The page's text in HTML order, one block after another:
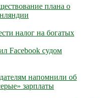
плана о
налог на богатых
Facebook судом
напомнили об
зарплаты